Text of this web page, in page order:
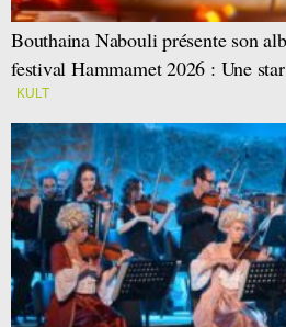
Bouthaina Nabouli présente son
festival Hammamet 2026 : Une
KULT